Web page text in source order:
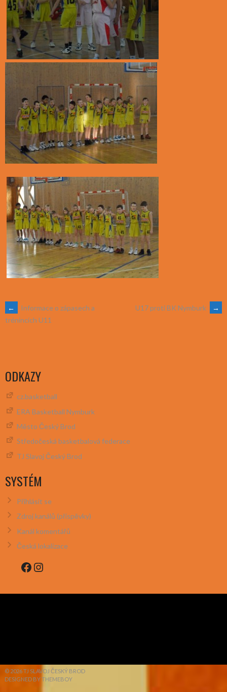
POST
←
Informace o zápasech a
trénincích U11
U17 proti BK Nymburk →
ODKAZY
cz.basketball
ERA Basketball Nymburk
Město Český Brod
Středočeská basketbalová federace
TJ Slavoj Český Brod
SYSTÉM
Přihlásit se
Zdroj kanálů (příspěvky)
Kanál komentářů
Česká lokalizace
Facebook
Instagram
© 2026 TJ SLAVOJ ČESKÝ BROD
DESIGNED BY THEMEBOY